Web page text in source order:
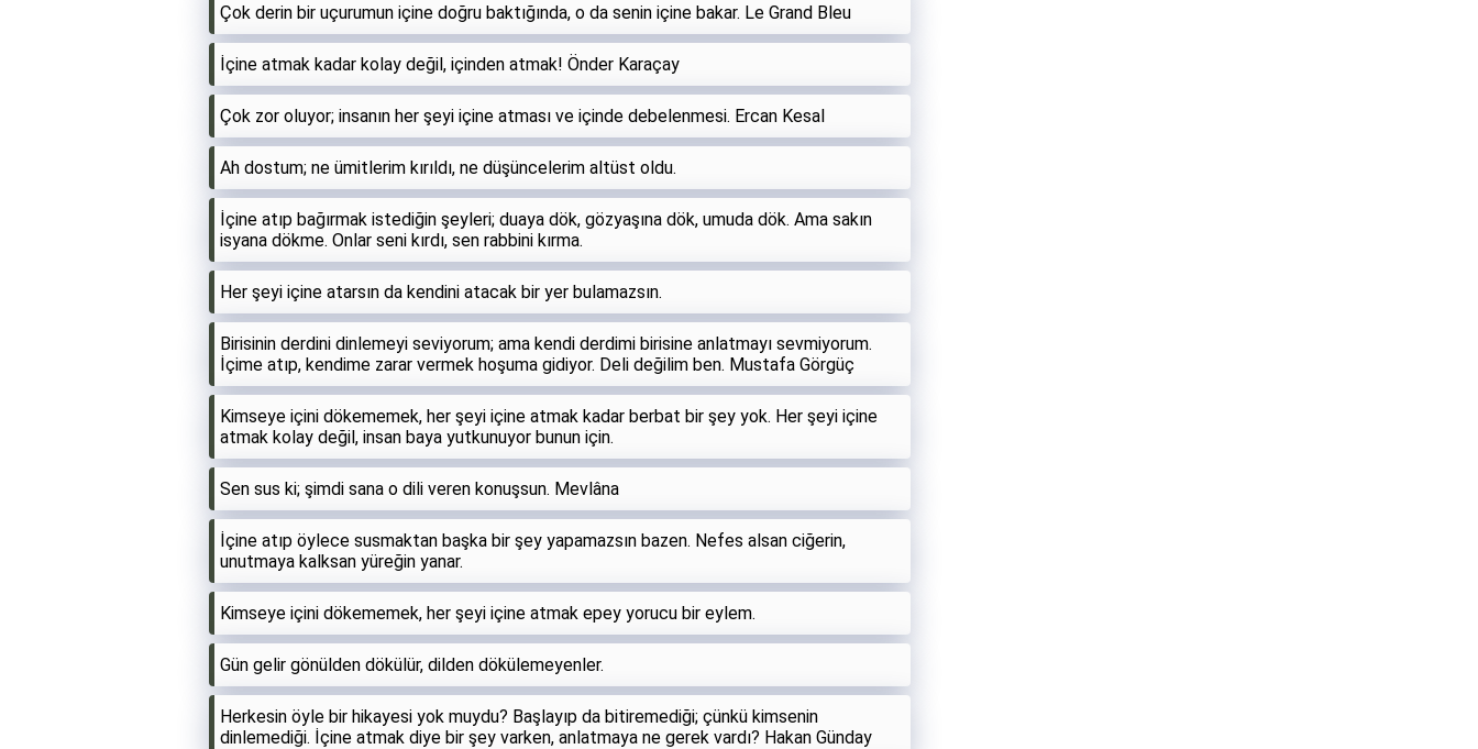
Çok derin bir uçurumun içine doğru baktığında, o da senin içine bakar. Le Grand Bleu
İçine atmak kadar kolay değil, içinden atmak! Önder Karaçay
Çok zor oluyor; insanın her şeyi içine atması ve içinde debelenmesi. Ercan Kesal
Ah dostum; ne ümitlerim kırıldı, ne düşüncelerim altüst oldu.
İçine atıp bağırmak istediğin şeyleri; duaya dök, gözyaşına dök, umuda dök. Ama sakın
isyana dökme. Onlar seni kırdı, sen rabbini kırma.
Her şeyi içine atarsın da kendini atacak bir yer bulamazsın.
Birisinin derdini dinlemeyi seviyorum; ama kendi derdimi birisine anlatmayı sevmiyorum.
İçime atıp, kendime zarar vermek hoşuma gidiyor. Deli değilim ben. Mustafa Görgüç
Kimseye içini dökememek, her şeyi içine atmak kadar berbat bir şey yok. Her şeyi içine
atmak kolay değil, insan baya yutkunuyor bunun için.
Sen sus ki; şimdi sana o dili veren konuşsun. Mevlâna
İçine atıp öylece susmaktan başka bir şey yapamazsın bazen. Nefes alsan ciğerin,
unutmaya kalksan yüreğin yanar.
Kimseye içini dökememek, her şeyi içine atmak epey yorucu bir eylem.
Gün gelir gönülden dökülür, dilden dökülemeyenler.
Herkesin öyle bir hikayesi yok muydu? Başlayıp da bitiremediği; çünkü kimsenin
dinlemediği. İçine atmak diye bir şey varken, anlatmaya ne gerek vardı? Hakan Günday